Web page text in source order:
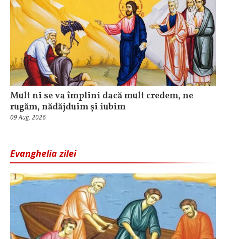
Mult ni se va împlini dacă mult credem, ne
rugăm, nădăjduim și iubim
09 Aug, 2026
Evanghelia zilei